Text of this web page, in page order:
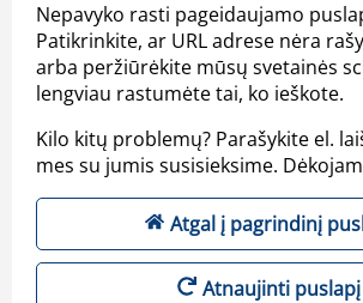
Nepavyko rasti pageidaujamo
Patikrinkite, ar URL adrese nėra
arba peržiūrėkite mūsų svetainės
lengviau rastumėte tai, ko ieškote.
Kilo kitų problemų? Parašykite el.
mes su jumis susisieksime.
Atgal į pagrindinį
Atnaujinti puslapį